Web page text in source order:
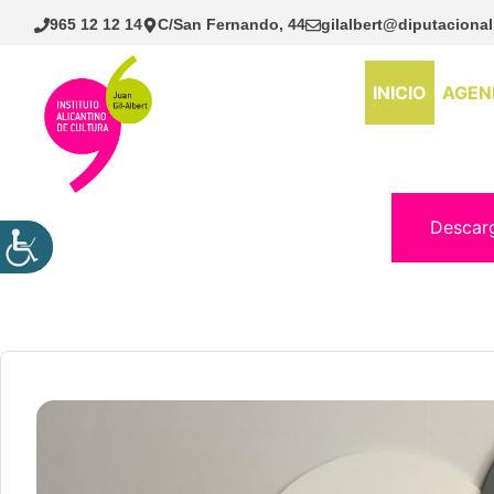
Saltar
965 12 12 14 C/San Fernando, 44
INICIO